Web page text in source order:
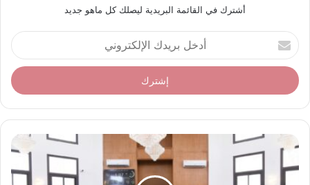
أشترك في القائمة البريدية ليصلك كل ماهو جديد
أ
د
خ
ل
ر
ا